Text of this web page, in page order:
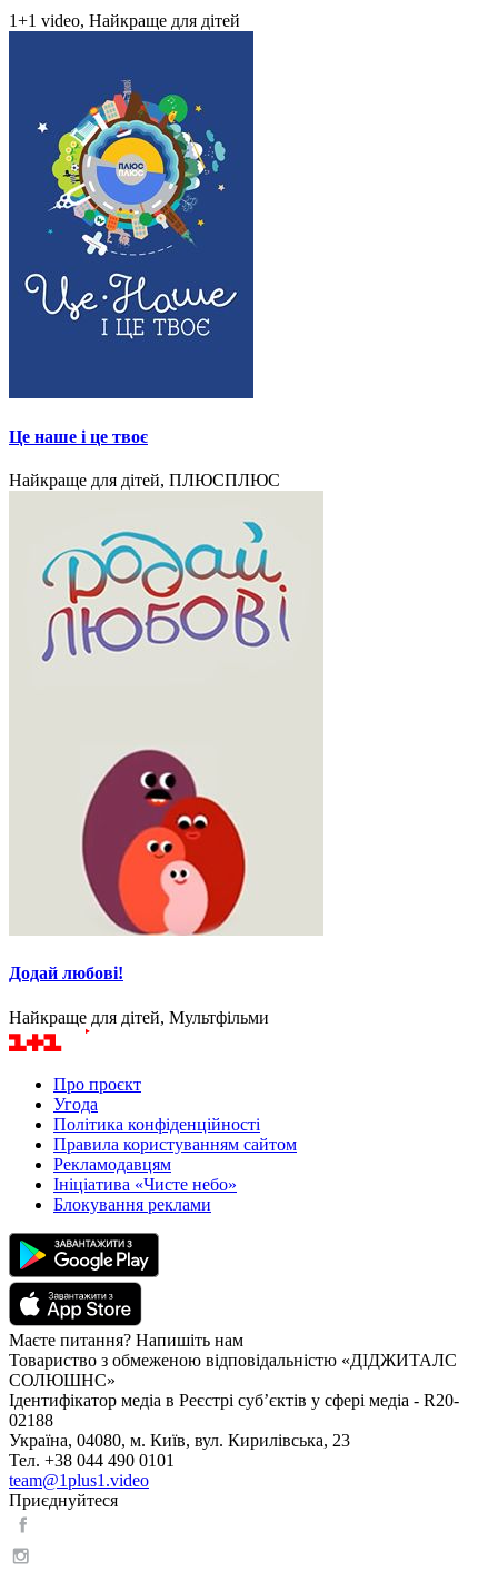
1+1 video, Найкраще для дітей
Це наше і це твоє
Найкраще для дітей, ПЛЮСПЛЮС
Додай любові!
Найкраще для дітей, Мультфільми
Про проєкт
Угода
Політика конфіденційності
Правила користуванням сайтом
Рекламодавцям
Ініціатива «Чисте небо»
Блокування реклами
Маєте питання? Напишіть нам
Товариство з обмеженою відповідальністю «ДІДЖИТАЛС
СОЛЮШНС»
Ідентифікатор медіа в Реєстрі суб’єктів у сфері медіа - R20-
02188
Україна, 04080, м. Київ, вул. Кирилівська, 23
Тел. +38 044 490 0101
team@1plus1.video
Приєднуйтеся